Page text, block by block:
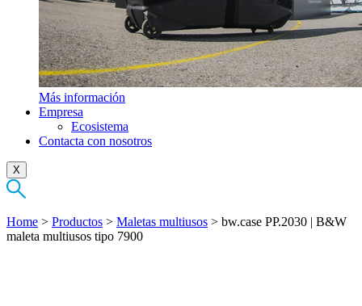
Más información
Empresa
Ecosistema
Contacta con nosotros
X
Home > Productos > Maletas multiusos > bw.case PP.2030 | B&W
maleta multiusos tipo 7900